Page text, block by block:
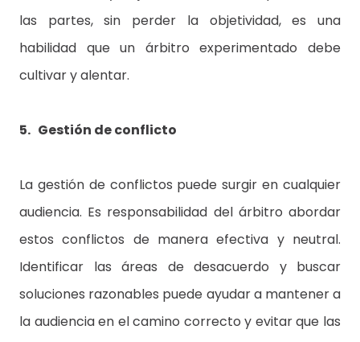
las partes, sin perder la objetividad, es una
habilidad que un árbitro experimentado debe
cultivar y alentar.
5. Gestión de conflicto
La gestión de conflictos puede surgir en cualquier
audiencia. Es responsabilidad del árbitro abordar
estos conflictos de manera efectiva y neutral.
Identificar las áreas de desacuerdo y buscar
soluciones razonables puede ayudar a mantener a
la audiencia en el camino correcto y evitar que las